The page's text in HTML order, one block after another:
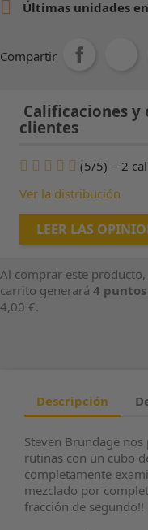
 Últimas unidades
Compartir
Calificaciones y
clientes
(5/5) - 2
Ver la distribución
LEER LAS
Al comprar este
carrito generará 4 puntos
4,00 €.
Descripción
Steven Brundage
rutinas con un cubo
completamente
mezclado por
fracción de segundo!!